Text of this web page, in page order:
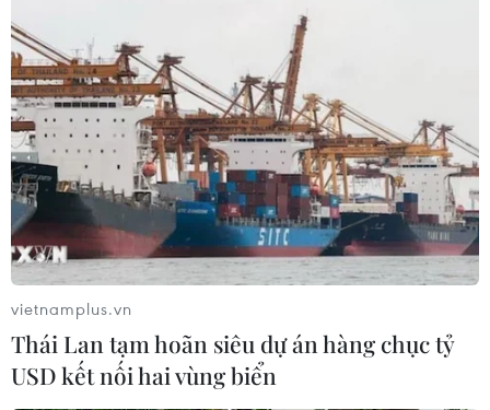
vietnamplus.vn
Thái Lan tạm hoãn siêu dự án hàng chục tỷ
USD kết nối hai vùng biển